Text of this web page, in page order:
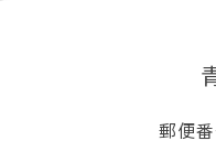
郵便